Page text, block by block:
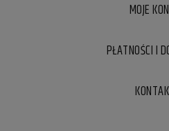
MOJE
PŁATNOŚCI I